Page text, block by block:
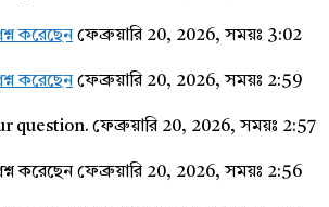
করেছেন ফেব্রুয়ারি 20, 2026, সময়ঃ 3:02
করেছেন ফেব্রুয়ারি 20, 2026, সময়ঃ 2:59
question. ফেব্রুয়ারি 20, 2026, সময়ঃ 2:57
করেছেনফেব্রুয়ারি 20, 2026, সময়ঃ 2:56